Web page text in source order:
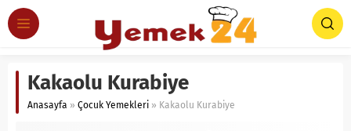
Kakaolu Kurabiye
Anasayfa » Çocuk Yemekleri » Kakaolu Kurabiye